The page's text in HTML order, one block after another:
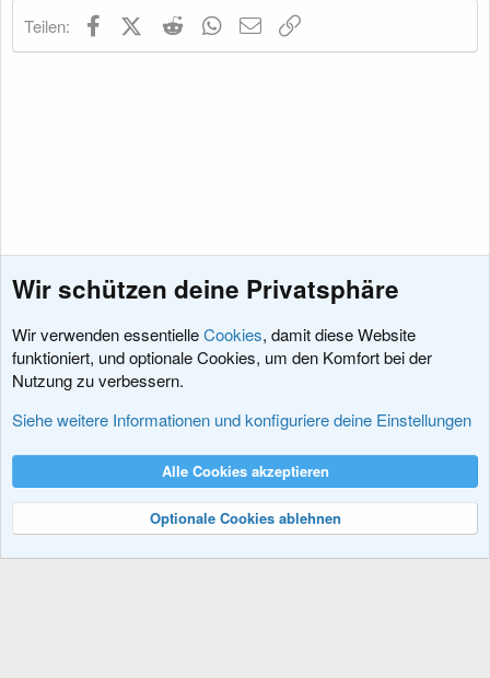
Teilen: FacebookX (Twitter)
Reddit WhatsApp
E-Mail
Style und Design
Nutzungsbedingungen Datenschutz
R
Community platform by XenForo® © 2010-2024 XenForo Ltd.
Wir schützen deine Privatsphäre
Wir verwenden essentielleCookies, damit diese Website
funktioniert, und optionale Cookies, um den Komfort bei der
Nutzung zu verbessern.
Siehe weitere Informationen und konfiguriere deine Einstellungen
Alle Cookies akzeptieren
Optionale Cookies ablehnen